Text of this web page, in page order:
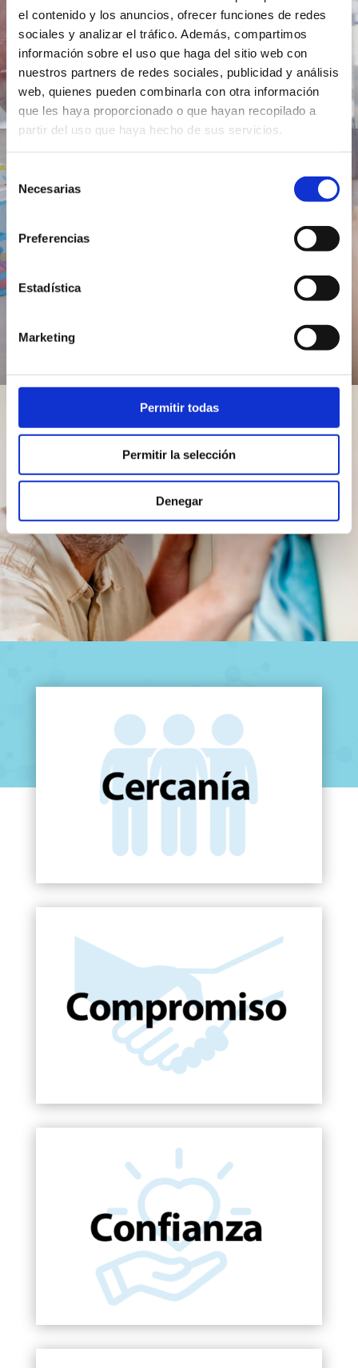
el contenido y los anuncios, ofrecer funciones de redes
sociales y analizar el tráfico. Además, compartimos
información sobre el uso que haga del sitio web con
nuestros partners de redes sociales, publicidad y análisis
web, quienes pueden combinarla con otra información
que les haya proporcionado o que hayan recopilado a
partir del uso que haya hecho de sus servicios.
Selección
de Necesarias
Preferencias
Estadística
Marketing
Permitir todas
Permitir la selección
Denegar